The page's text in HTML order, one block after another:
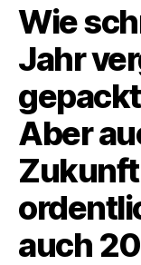
Wie
Jahr
Aber
auch